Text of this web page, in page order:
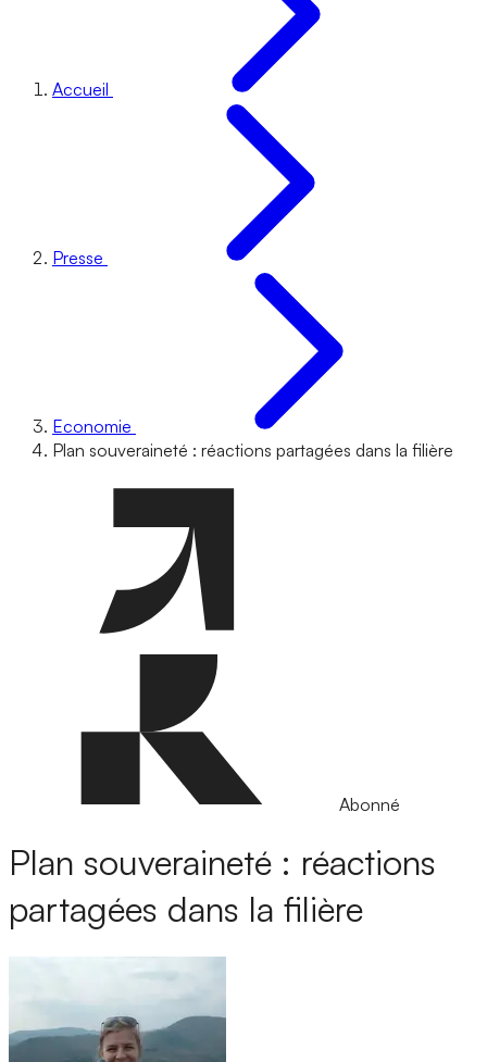
Accueil
Presse
Economie
Plan souveraineté : réactions partagées dans la filière
Abonné
Plan souveraineté : réactions
partagées dans la filière